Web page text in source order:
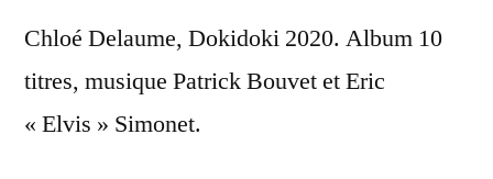
Chloé Delaume, Dokidoki 2020. Album 10
titres, musique Patrick Bouvet et Eric
« Elvis » Simonet.